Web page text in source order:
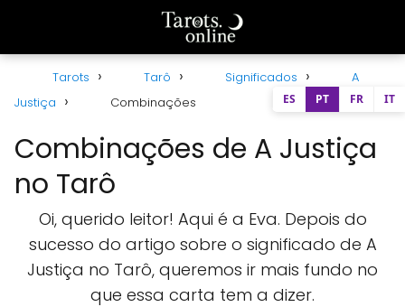
Tarots Tarô Significados
A
Justiça
Combinações
Combinações de A Justiça
no Tarô
Oi, querido leitor! Aqui é a Eva. Depois do
sucesso do artigo sobre o significado de A
Justiça no Tarô, queremos ir mais fundo no
que essa carta tem a dizer.
ES PT FR IT